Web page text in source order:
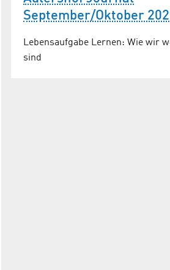
September/Oktober
Lebensaufgabe Lernen: Wie wir
sind